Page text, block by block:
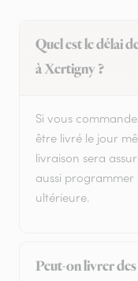
Quel est le délai
à Xertigny ?
Si vous
être livré le jour
livraison sera
aussi
ultérieure.
Peut-on livrer